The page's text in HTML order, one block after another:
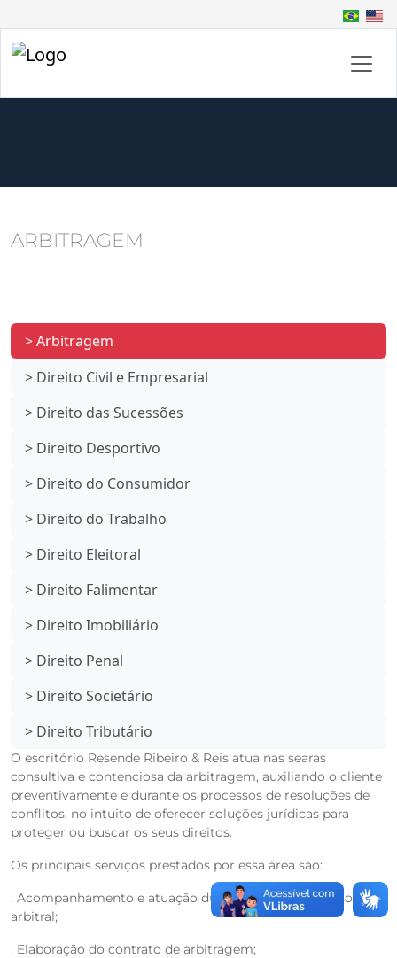
ARBITRAGEM
> Arbitragem
> Direito Civil e Empresarial
> Direito das Sucessões
> Direito Desportivo
> Direito do Consumidor
> Direito do Trabalho
> Direito Eleitoral
> Direito Falimentar
> Direito Imobiliário
> Direito Penal
> Direito Societário
> Direito Tributário
O escritório Resende Ribeiro & Reis atua nas searas
consultiva e contenciosa da arbitragem, auxiliando o cliente
preventivamente e durante os processos de resoluções de
conflitos, no intuito de oferecer soluções jurídicas para
proteger ou buscar os seus direitos.
Os principais serviços prestados por essa área são:
. Acompanhamento e atuação durante todo o processo
arbitral;
. Elaboração do contrato de arbitragem;